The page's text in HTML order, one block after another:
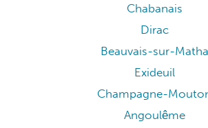
Chabanais
Dirac
Beauvais-sur-Matha
Exideuil
Champagne-
Angoulême